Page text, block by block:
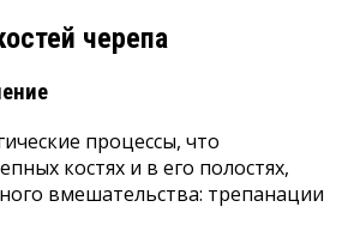
черепа
процессы, что
костях и в его полостях,
вмешательства: трепанации